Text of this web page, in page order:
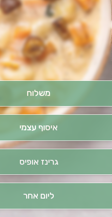
משלוח
איסוף עצמי
גרינז אופיס
ליום אחר